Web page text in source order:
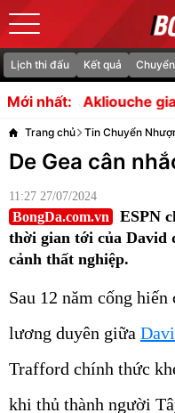
Lịch thi đấu Kết quả
Mới nhất:
nhập PSG, nhận áo
Trang chủ Tin Chuyển
De Gea cân
11:27 27/07/2024
BongDa.com.vn
ESPN
thời gian tới của David
cảnh thất nghiệp.
Sau 12 năm cống
lương duyên giữa
Trafford chính thức
khi thủ thành người